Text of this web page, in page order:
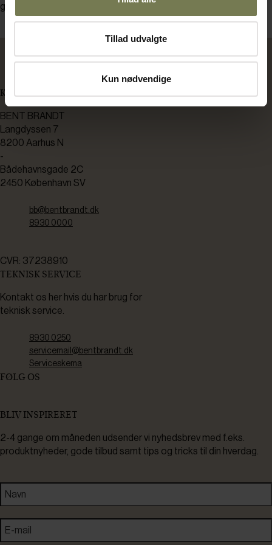
Tillad udvalgte
Kun nødvendige
glassene åbnes og grønt­sagerne bruges.
KONTAKT OS
BENT BRANDT
Langdyssen 7
8200 Aarhus N
-
Bådehavnsgade 2C
2450 København SV
bb@bentbrandt.dk
8930 0000
CVR: 37238910
TEKNISK SERVICE
Kontakt os her hvis du har brug for
teknisk service.
8930 0250
servicemail@bentbrandt.dk
Serviceskema
FØLG OS
BLIV INSPIRERET
2-4 gange om måneden udsender vi nyhedsbrev med f.eks.
produktnyheder, gode tilbud samt tips og tricks til din hverdag.